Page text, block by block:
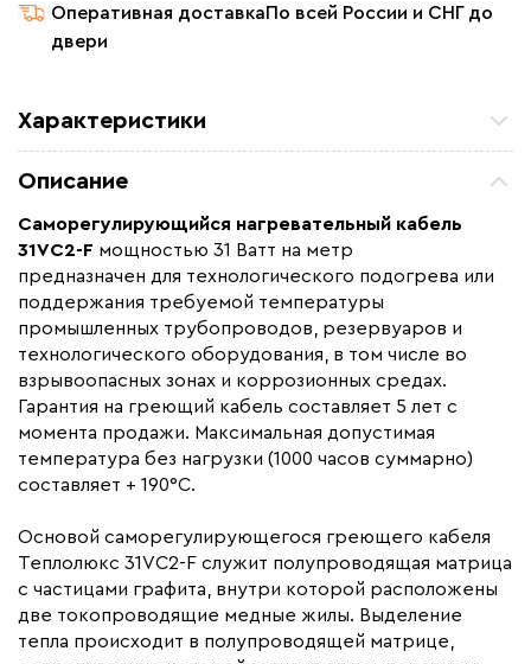
Оперативная доставкаПо всей России и СНГ до
двери
Характеристики
нефте -газопроводов, Для
Монтаж Внутренний, Наружный
Макс. рабочая температура (C) 120
Ширина (мм)
Толщина (мм)
Страна производства
Гарантия (год)
Срок службы(год)
Максимальная температура(C) +120
Тип кабеля саморегулирующийся
Коллекция
Бренд Теплолюкс
Описание
Саморегулирующийся нагревательный кабель
31VC2-F мощностью 31 Ватт на метр
предназначен для технологического подогрева или
поддержания требуемой температуры
промышленных трубопроводов, резервуаров и
технологического оборудования, в том числе во
взрывоопасных зонах и коррозионных средах.
Гарантия на греющий кабель составляет 5 лет с
момента продажи. Максимальная допустимая
температура без нагрузки (1000 часов суммарно)
составляет + 190°С.
Основой саморегулирующегося греющего кабеля
Теплолюкс 31VC2-F служит полупроводящая матрица
с частицами графита, внутри которой расположены
две токопроводящие медные жилы. Выделение
тепла происходит в полупроводящей матрице,